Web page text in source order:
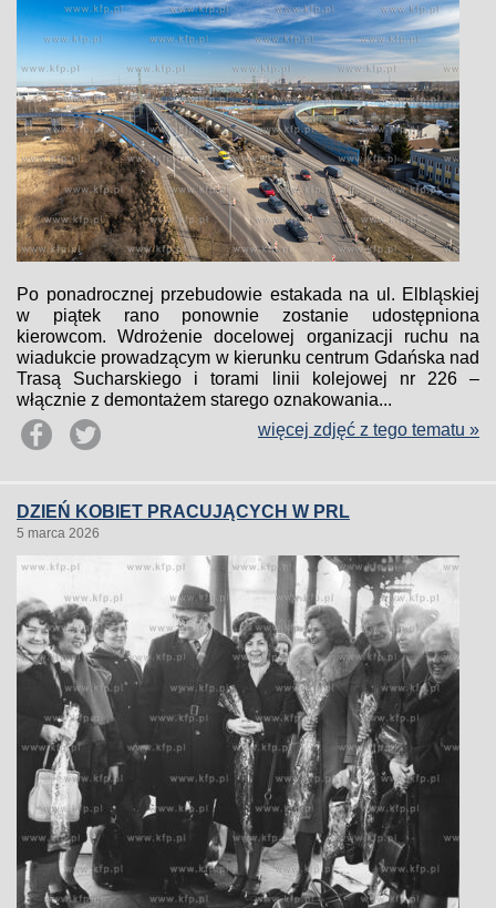
Po ponadrocznej przebudowie estakada na ul. Elbląskiej
w piątek rano ponownie zostanie udostępniona
kierowcom. Wdrożenie docelowej organizacji ruchu na
wiadukcie prowadzącym w kierunku centrum Gdańska nad
Trasą Sucharskiego i torami linii kolejowej nr 226 –
włącznie z demontażem starego oznakowania...
więcej zdjęć z tego tematu »
DZIEŃ KOBIET PRACUJĄCYCH W PRL
5 marca 2026